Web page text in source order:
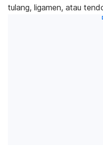
tulang, ligamen, atau